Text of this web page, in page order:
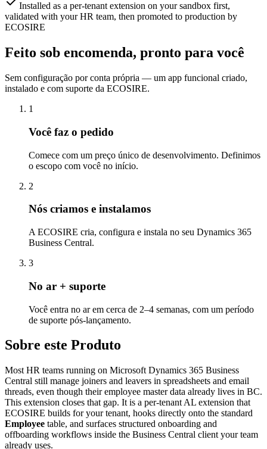
Installed as a per-tenant extension on your sandbox first,
validated with your HR team, then promoted to production by
ECOSIRE
Feito sob encomenda, pronto para você
Sem configuração por conta própria — um app funcional criado,
instalado e com suporte da ECOSIRE.
1
Você faz o pedido
Comece com um preço único de desenvolvimento. Definimos
o escopo com você no início.
2
Nós criamos e instalamos
A ECOSIRE cria, configura e instala no seu Dynamics 365
Business Central.
3
No ar + suporte
Você entra no ar em cerca de 2–4 semanas, com um período
de suporte pós-lançamento.
Sobre este Produto
Most HR teams running on Microsoft Dynamics 365 Business
Central still manage joiners and leavers in spreadsheets and email
threads, even though their employee master data already lives in BC.
This extension closes that gap. It is a per-tenant AL extension that
ECOSIRE builds for your tenant, hooks directly onto the standard
Employee table, and surfaces structured onboarding and
offboarding workflows inside the Business Central client your team
already uses.